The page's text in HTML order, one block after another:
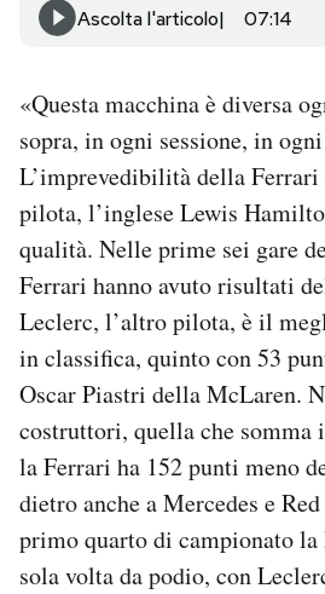
CALENDARIO
AREA PERSONALE
Area Personale
Newsletter
Notifiche mobile
Regala il Post
Hai bisogno di aiuto?
Esci
Ascolta l'articolo 07:14
«Questa macchina è diversa
sopra, in ogni sessione, in
L’imprevedibilità della Ferrari
pilota, l’inglese Lewis
qualità. Nelle prime sei gare
Ferrari hanno avuto risultati
Leclerc, l’altro pilota, è il
in classifica, quinto con 53
Oscar Piastri della McLaren.
costruttori, quella che somma
la Ferrari ha 152 punti meno
dietro anche a Mercedes e
primo quarto di campionato la
sola volta da podio, con